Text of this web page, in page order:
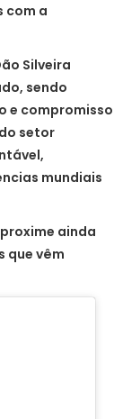
com a
Silveira
sendo
e compromisso
setor
mundiais
ainda
que vêm